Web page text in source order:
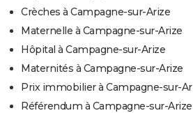
Crèches à Campagne-sur-Arize
Maternelle à Campagne-sur-Arize
Hôpital à Campagne-sur-Arize
Maternités à Campagne-sur-Arize
Prix immobilier à Campagne-sur-
Référendum à Campagne-sur-Arize